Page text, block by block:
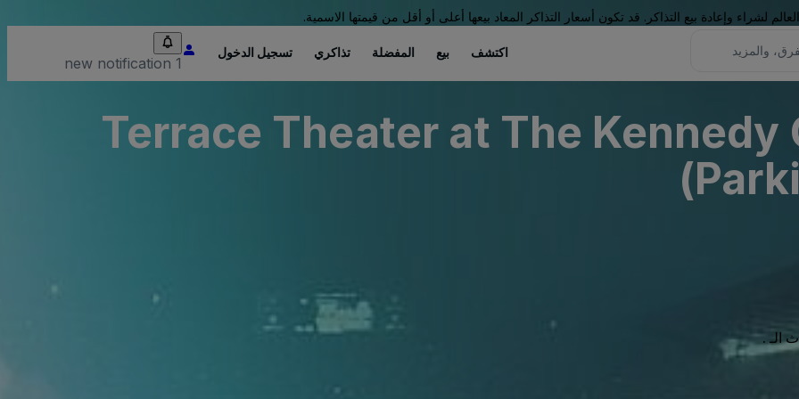
لشراء وإعادة بيع التذاكر. قد تكون أسعار التذاكر المعاد بيعها أعلى أو أقل من قيمتها الاسمية.
اكتشف بيع المفضلة تذاكري تسجيل الدخول
1 new notification
Terrace Theater at The Kennedy
الـ .